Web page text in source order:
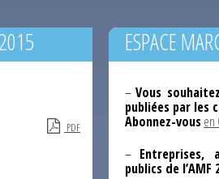
PDF
ESPACE
–Vous
publiées par les
Abonnez-vousen
– Entreprises,
publics de l’AMF